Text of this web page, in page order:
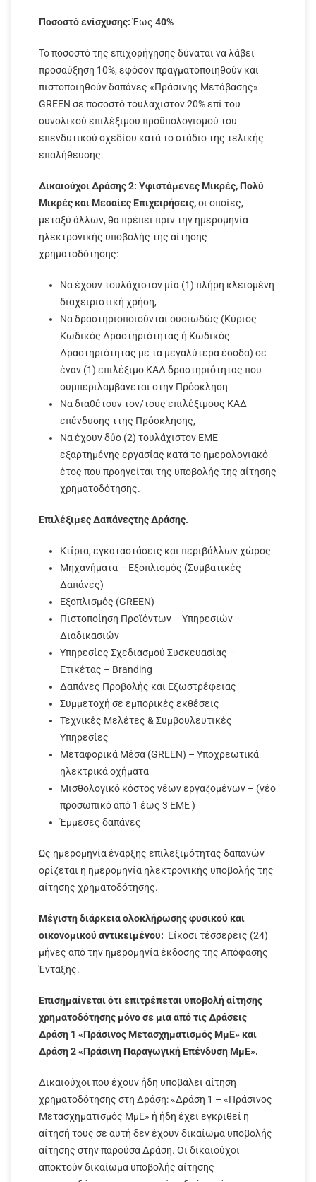
Ποσοστό ενίσχυσης:Έως 40%
Το ποσοστό της επιχορήγησης δύναται να λάβει
προσαύξηση 10%, εφόσον πραγματοποιηθούν και
πιστοποιηθούν δαπάνες «Πράσινης Μετάβασης»
GREEN σε ποσοστό τουλάχιστον 20% επί του
συνολικού επιλέξιμου προϋπολογισμού του
επενδυτικού σχεδίου κατά το στάδιο της τελικής
επαλήθευσης.
Δικαιούχοι Δράσης 2: Υφιστάμενες Μικρές, Πολύ
Μικρές και Μεσαίες Επιχειρήσεις,οι οποίες,
μεταξύ άλλων, θα πρέπει πριν την ημερομηνία
ηλεκτρονικής υποβολής της αίτησης
χρηματοδότησης:
Να έχουν τουλάχιστον μία (1) πλήρη κλεισμένη
διαχειριστική χρήση,
Να δραστηριοποιούνται ουσιωδώς (Κύριος
Κωδικός Δραστηριότητας ή Κωδικός
Δραστηριότητας με τα μεγαλύτερα έσοδα) σε
έναν (1) επιλέξιμο ΚΑΔ δραστηριότητας που
συμπεριλαμβάνεται στην Πρόσκληση
Να διαθέτουν τον/τους επιλέξιμους ΚΑΔ
επένδυσης ττης Πρόσκλησης,
Να έχουν δύο (2) τουλάχιστον ΕΜΕ
εξαρτημένης εργασίας κατά το ημερολογιακό
έτος που προηγείται της υποβολής της αίτησης
χρηματοδότησης.
Επιλέξιμες Δαπάνεςτης Δράσης.
Κτίρια, εγκαταστάσεις και περιβάλλων χώρος
Μηχανήματα – Εξοπλισμός (Συμβατικές
Δαπάνες)
Εξοπλισμός (GREEN)
Πιστοποίηση Προϊόντων – Υπηρεσιών –
Διαδικασιών
Υπηρεσίες Σχεδιασμού Συσκευασίας –
Ετικέτας – Branding
Δαπάνες Προβολής και Εξωστρέφειας
Συμμετοχή σε εμπορικές εκθέσεις
Τεχνικές Μελέτες & Συμβουλευτικές
Υπηρεσίες
Μεταφορικά Μέσα (GREEN) – Υποχρεωτικά
ηλεκτρικά οχήματα
Μισθολογικό κόστος νέων εργαζομένων – (νέο
προσωπικό από 1 έως 3 ΕΜΕ )
Έμμεσες δαπάνες
Ως ημερομηνία έναρξης επιλεξιμότητας δαπανών
ορίζεται η ημερομηνία ηλεκτρονικής υποβολής της
αίτησης χρηματοδότησης.
Μέγιστη διάρκεια ολοκλήρωσης φυσικού και
οικονομικού αντικειμένου: Είκοσι τέσσερεις (24)
μήνες από την ημερομηνία έκδοσης της Απόφασης
Ένταξης.
Επισημαίνεται ότι επιτρέπεται υποβολή αίτησης
χρηματοδότησης μόνο σε μια από τις Δράσεις
Δράση 1 «Πράσινος Μετασχηματισμός ΜμΕ» και
Δράση 2 «Πράσινη Παραγωγική Επένδυση ΜμΕ».
Δικαιούχοι που έχουν ήδη υποβάλει αίτηση
χρηματοδότησης στη Δράση: «Δράση 1 – «Πράσινος
Μετασχηματισμός ΜμΕ» ή ήδη έχει εγκριθεί η
αίτησή τους σε αυτή δεν έχουν δικαίωμα υποβολής
αίτησης στην παρούσα Δράση. Οι δικαιούχοι
αποκτούν δικαίωμα υποβολής αίτησης